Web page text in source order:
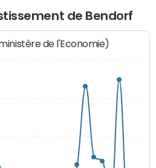
de Bendorf
de l'Economie)